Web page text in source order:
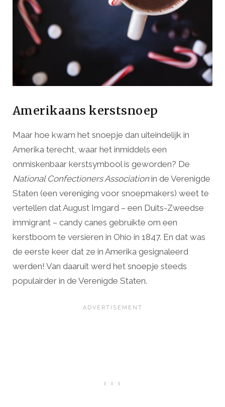
Amerikaans kerstsnoep
Maar hoe kwam het snoepje dan uiteindelijk in
Amerika terecht, waar het inmiddels een
onmiskenbaar kerstsymbool is geworden? De
National Confectioners Associationin de Verenigde
Staten (een vereniging voor snoepmakers) weet te
vertellen dat August Imgard – een Duits-Zweedse
immigrant – candy canes gebruikte om een
kerstboom te versieren in Ohio in 1847. En dat was
de eerste keer dat ze in Amerika gesignaleerd
werden! Van daaruit werd het snoepje steeds
populairder in de Verenigde Staten.